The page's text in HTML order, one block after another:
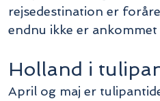
rejsedestination er
endnu ikke er
Holland i
April og maj er